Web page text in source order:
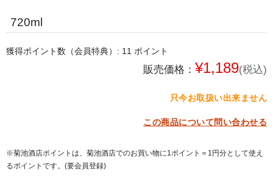
720ml
獲得ポイント数（会員特典）: 11 ポイント
販売価格： ¥1,189(税込)
只今お取扱い出来ません
この商品について問い合わせる
※菊池酒店ポイントは、菊池酒店でのお買い物に1ポイント＝1円分として使え
るポイントです。(要会員登録)